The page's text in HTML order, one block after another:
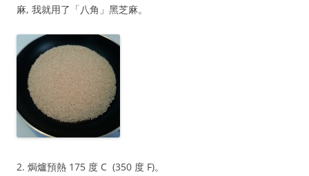
麻, 我就用了「八角」黑芝麻。
2. 焗爐預熱 175 度 C (350 度 F)。